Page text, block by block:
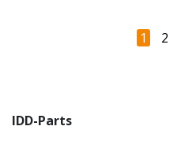
1 2
IDD-Parts